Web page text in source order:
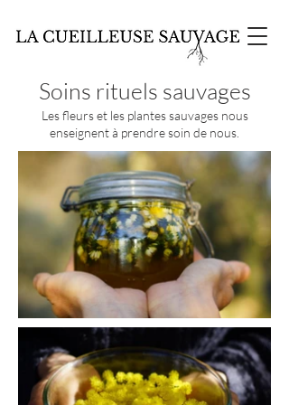
Soins rituels sauvages
Les fleurs et les plantes sauvages nous
enseignent à prendre soin de nous.